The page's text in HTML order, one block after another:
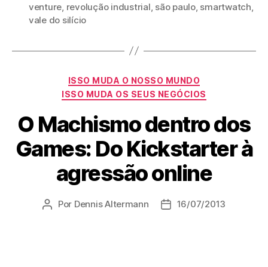
venture, revolução industrial, são paulo, smartwatch,
vale do silício
Categorias
ISSO MUDA O NOSSO MUNDO
ISSO MUDA OS SEUS NEGÓCIOS
O Machismo dentro dos
Games: Do Kickstarter à
agressão online
Autor
Por Dennis Altermann
Data16/07/2013